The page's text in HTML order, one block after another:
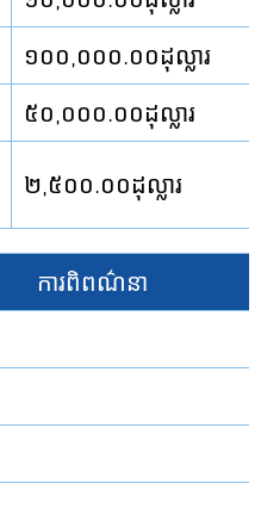
១០០,០០០.០០ដុល្លារ
៥០,០០០.០០ដុល្លារ
២,៥០០.០០ដុល្លារ
ការពិពណ៌នា